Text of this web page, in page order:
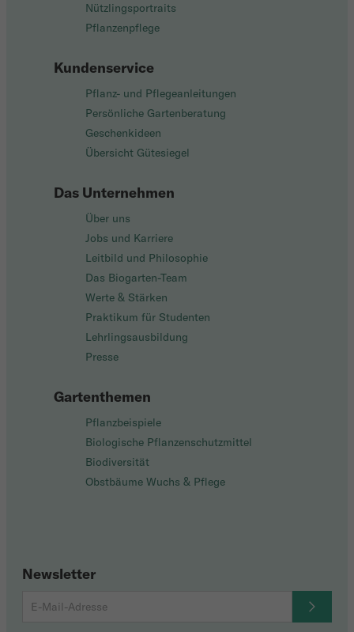
Nützlingsportraits
Pflanzenpflege
Kundenservice
Pflanz- und Pflegeanleitungen
Persönliche Gartenberatung
Geschenkideen
Übersicht Gütesiegel
Das Unternehmen
Über uns
Jobs und Karriere
Leitbild und Philosophie
Das Biogarten-Team
Werte & Stärken
Praktikum für Studenten
Lehrlingsausbildung
Presse
Gartenthemen
Pflanzbeispiele
Biologische Pflanzenschutzmittel
Biodiversität
Obstbäume Wuchs & Pflege
Newsletter